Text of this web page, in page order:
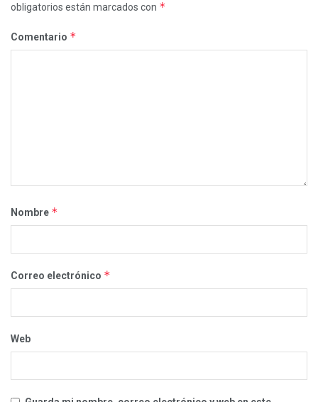
obligatorios están marcados con *
Comentario *
Nombre *
Correo electrónico *
Web